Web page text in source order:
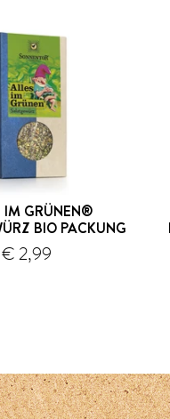
IM GRÜNEN®
BIO PACKUNG
€ 2,99Versand